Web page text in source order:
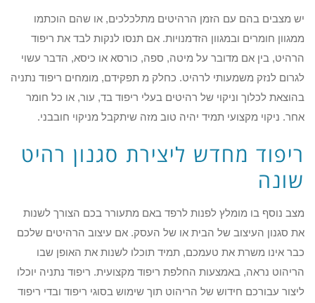
יש מצבים בהם עם הזמן הרהיטים מתלכלכים, או שהם הוכתמו
ממגוון חומרים ובמגוון הזדמנויות. אם תנסו לנקות לבד את ריפוד
הרהיט, בין אם מדובר על מיטה, ספה, כורסא או כיסא, הדבר עשוי
לגרום לנזק משמעותי לרהיט. כחלק מ תפקידם, מומחים ריפוד נתניה
בהוצאת לכלוך וניקוי של רהיטים בעלי ריפוד בד, עור, או כל חומר
אחר. ניקוי מקצועי תמיד יהיה טוב מזה שיתקבל מניקוי חובבני.
ריפוד מחדש ליצירת סגנון רהיט
שונה
מצב נוסף בו מומלץ לפנות לרפד באם מתעורר בכם הצורך לשנות
את סגנון העיצוב של הבית או של העסק. אם עיצוב הרהיטים שלכם
כבר אינו משרת את טעמכם, תמיד תוכלו לשנות את האופן שבו
הריהוט נראה, באמצעות החלפת ריפוד מקצועית. ריפוד נתניה יוכלו
ליצור עבורכם חידוש של הריהוט תוך שימוש בסוגי ריפוד ובדי ריפוד